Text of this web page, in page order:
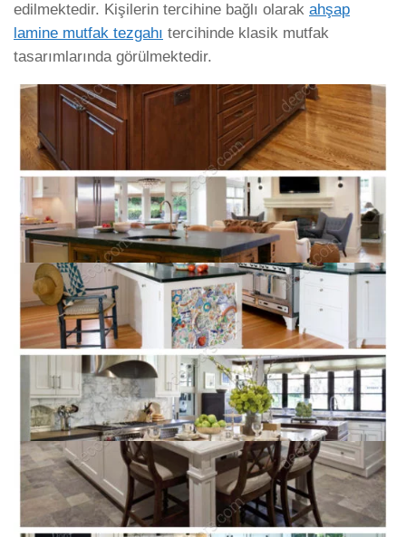
edilmektedir. Kişilerin tercihine bağlı olarak ahşap
lamine mutfak tezgahı tercihinde klasik mutfak
tasarımlarında görülmektedir.